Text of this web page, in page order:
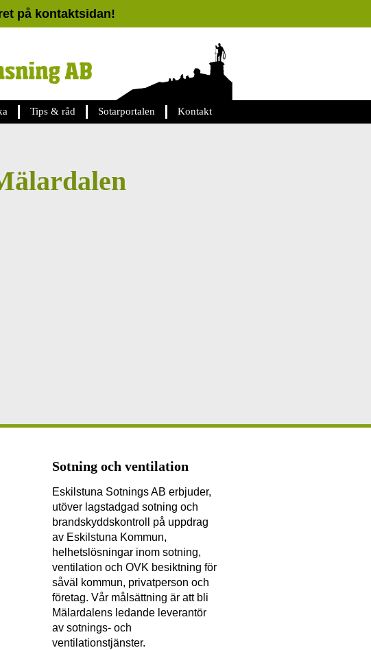
på kontaktsidan!
Tips & råd Sotarportalen Kontakt
Sotning och ventilation
Eskilstuna Sotnings AB erbjuder,
utöver lagstadgad sotning och
brandskyddskontroll på uppdrag
av Eskilstuna Kommun,
helhetslösningar inom sotning,
ventilation och OVK besiktning för
såväl kommun, privatperson och
företag. Vår målsättning är att bli
Mälardalens ledande leverantör
av sotnings- och
ventilationstjänster.